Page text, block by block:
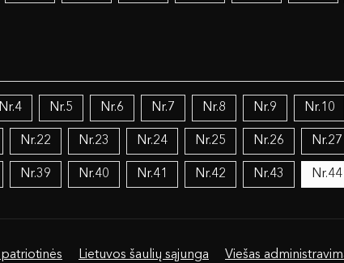
Nr.4 Nr.5 Nr.6 Nr.7 Nr.8 Nr.9 Nr.10
Nr.22 Nr.23 Nr.24 Nr.25 Nr.26 Nr.27
Nr.39 Nr.40 Nr.41 Nr.42 Nr.43 Nr.44
Lietuvos šaulių sąjunga Viešas